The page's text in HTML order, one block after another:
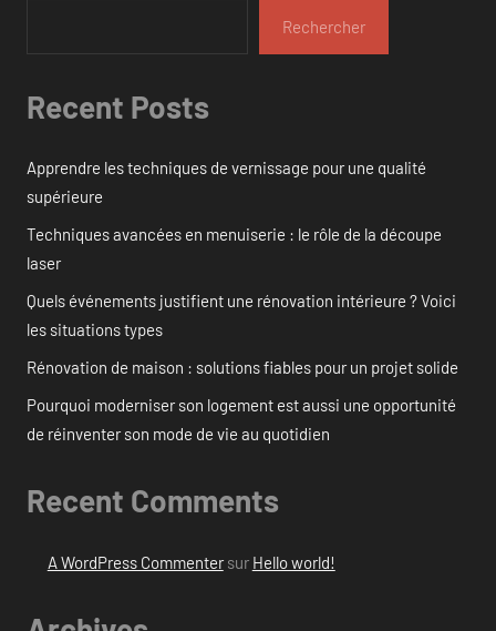
Rechercher
Recent Posts
Apprendre les techniques de vernissage pour une qualité
supérieure
Techniques avancées en menuiserie : le rôle de la découpe
laser
Quels événements justifient une rénovation intérieure ? Voici
les situations types
Rénovation de maison : solutions fiables pour un projet solide
Pourquoi moderniser son logement est aussi une opportunité
de réinventer son mode de vie au quotidien
Recent Comments
A WordPress Commentersur Hello world!